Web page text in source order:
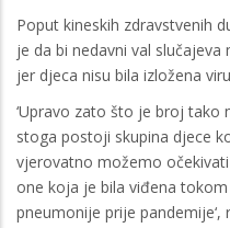
Poput kineskih zdravstvenih
je da bi nedavni val
jer djeca nisu bila izložena
‘Upravo zato što je broj tako
stoga postoji skupina djece
vjerovatno možemo
one koja je bila viđena
pneumonije prije pandemije‘,